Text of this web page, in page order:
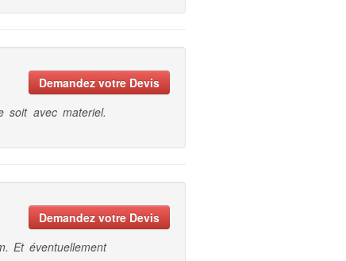
Demandez votre Devis
soit avec materiel.
Demandez votre Devis
Et éventuellement